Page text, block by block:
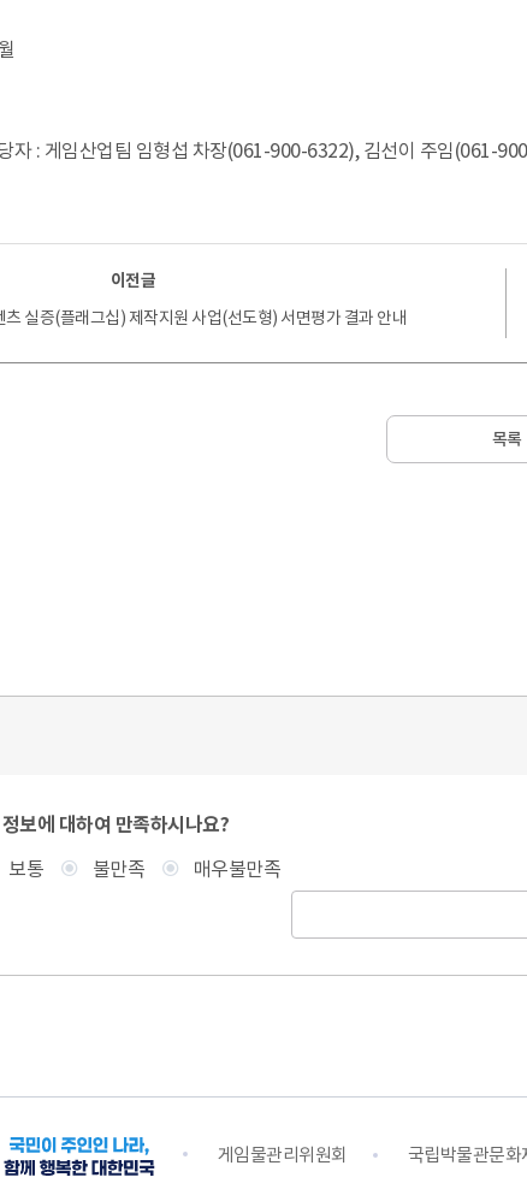
자 : 게임산업팀 임형섭 차장(061-900-6322), 김선이 주임(061-
이전글
실증(플래그십) 제작지원 사업(선도형) 서면평가 결과 안내
목록
보에 대하여 만족하시나요?
보통 불만족 매우불만족
게임물관리위원회 국립박물관문화